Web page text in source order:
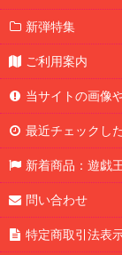
新弾特集
ご利用案内
当サイトの画像
最近チェックし
新着商品：遊戯
問い合わせ
特定商取引法表